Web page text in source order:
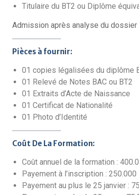
Titulaire du BT2 ou Diplôme
Admission après analyse du
Pièces à fournir:
01 copies légalisées du diplôme
01 Relevé de Notes BAC ou BT2
01 Extraits d’Acte de Naissance
01 Certificat de Nationalité
01 Photo d’Identité
Coût De La Formation:
Coût annuel de la formation :
Payement à l’inscription : 250.000
Payement au plus le 25 janvier :